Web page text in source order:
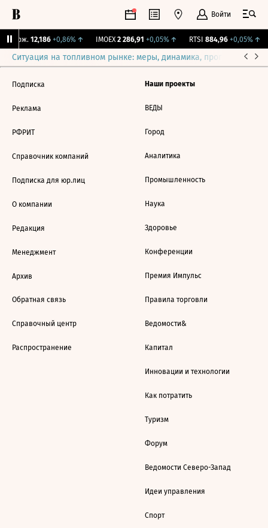
Войти
Бирж. 12,186 +0,86%↑ IMOEX 2 286,91 +0,05%↑ RTSI 884,96 +0,05%↑
Ситуация на топливном рынке: меры, динамика, прогнозы
Подписка
Реклама
РФРИТ
Справочник компаний
Подписка для юр.лиц
О компании
Редакция
Менеджмент
Архив
Обратная связь
Справочный центр
Распространение
Наши проекты
ВЕДЫ
Город
Аналитика
Промышленность
Наука
Здоровье
Конференции
Премия Импульс
Правила торговли
Ведомости&
Капитал
Инновации и технологии
Как потратить
Туризм
Форум
Ведомости Северо-Запад
Идеи управления
Спорт